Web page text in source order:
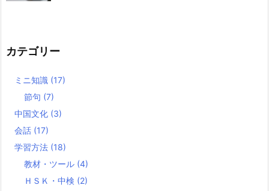
カテゴリー
ミニ知識 (17)
節句 (7)
中国文化 (3)
会話 (17)
学習方法 (18)
教材・ツール (4)
ＨＳＫ・中検 (2)